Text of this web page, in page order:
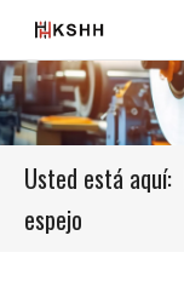
Usted está aquí:
espejo